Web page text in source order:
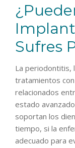
Sufres
La periodontitis,
tratamientos
relacionados
estado
soportan los
tiempo, si la
adecuado para